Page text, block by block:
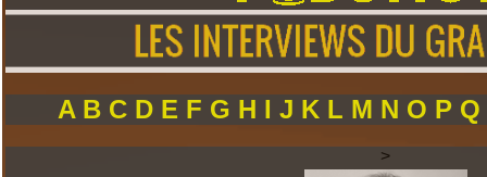
A B C D E F G H IJ K L M N O P
>